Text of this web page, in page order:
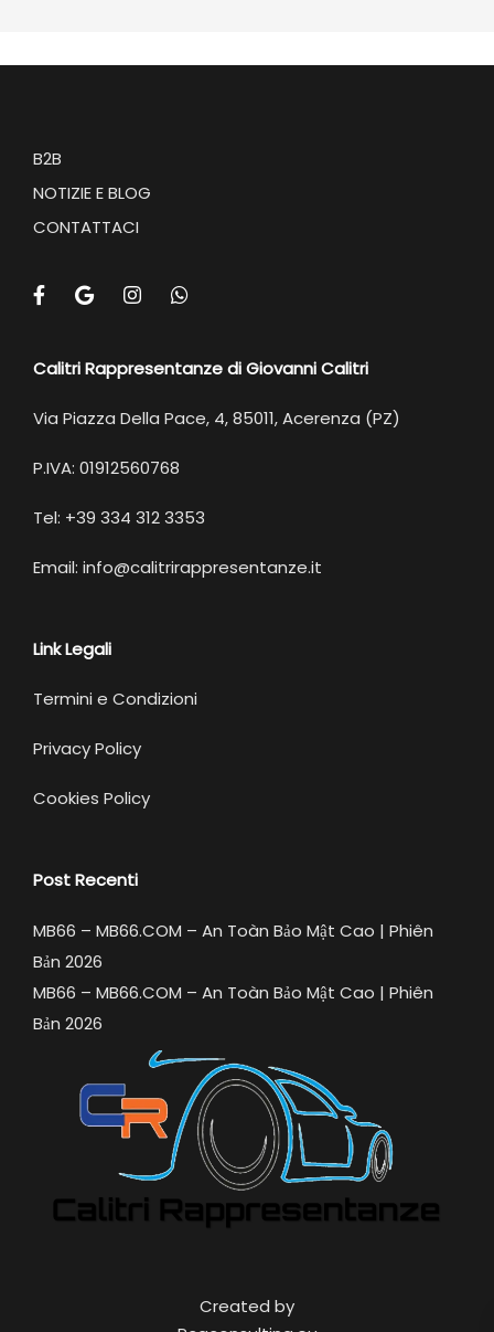
B2B
NOTIZIE E BLOG
CONTATTACI
Calitri Rappresentanze di Giovanni Calitri
Via Piazza Della Pace, 4, 85011, Acerenza (PZ)
P.IVA: 01912560768
Tel: +39 334 312 3353
Email: info@calitrirappresentanze.it
Link Legali
Termini e Condizioni
Privacy Policy
Cookies Policy
Post Recenti
MB66 – MB66.COM – An Toàn Bảo Mật Cao | Phiên
Bản 2026
MB66 – MB66.COM – An Toàn Bảo Mật Cao | Phiên
Bản 2026
Created by